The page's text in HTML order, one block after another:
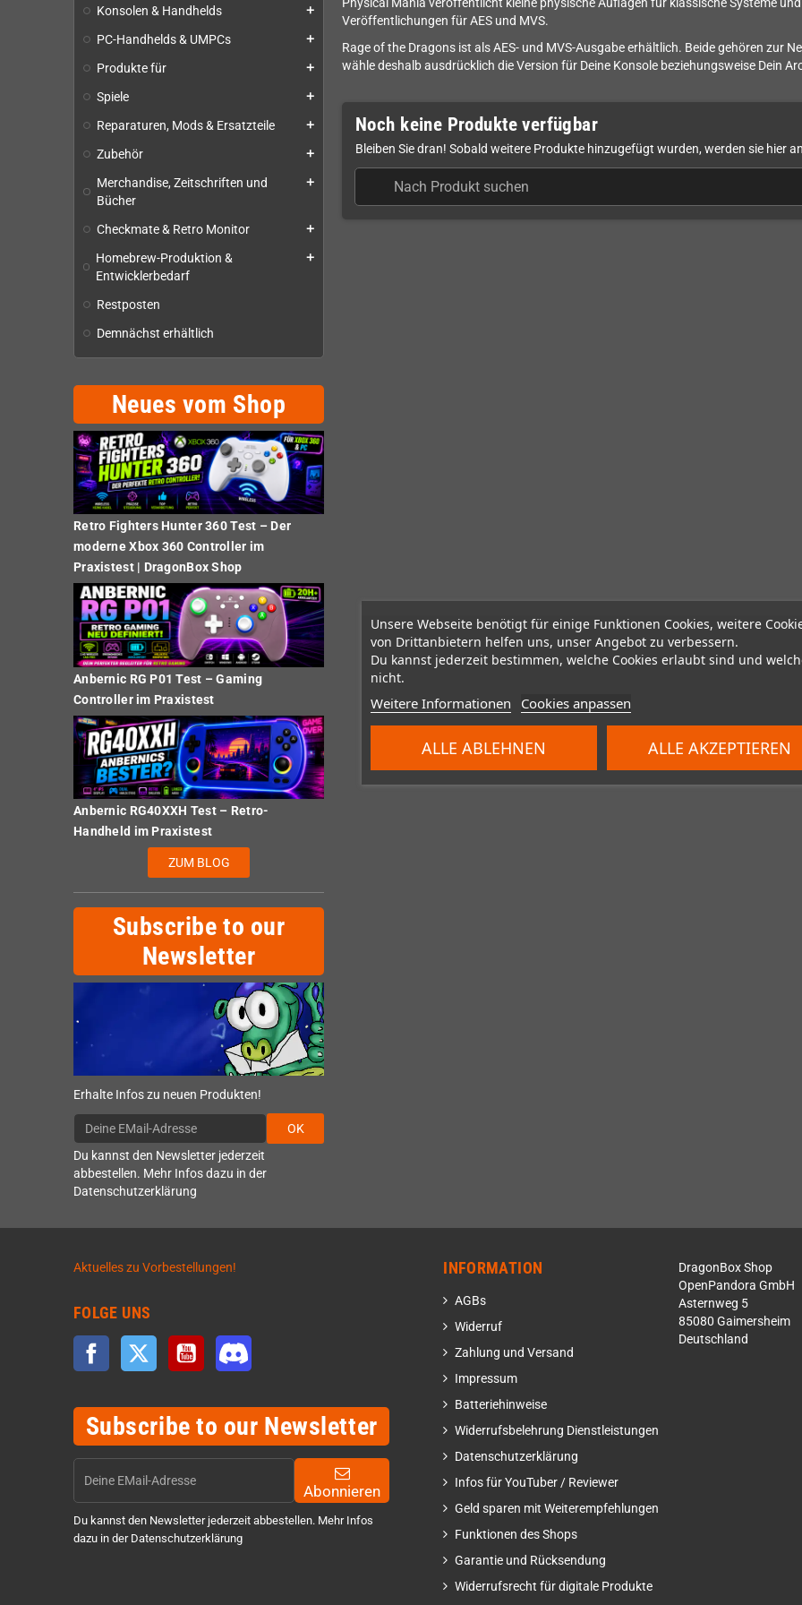
Unsere Webseite benötigt für einige Funktionen Cookies, weitere
von Drittanbietern helfen uns, unser Angebot zu verbessern.
Du kannst jederzeit bestimmen, welche Cookies erlaubt sind und
nicht.
Weitere Informationen Cookies anpassen
ALLE ABLEHNEN ALLE AKZEPTIEREN
Konsolen & Handhelds add
PC-Handhelds & UMPCs add
Produkte für add
Spiele add
Reparaturen, Mods & Ersatzteile add
Zubehör add
Merchandise, Zeitschriften und
Bücher
add
Checkmate & Retro Monitor add
Homebrew-Produktion &
Entwicklerbedarf
add
Restposten
Demnächst erhältlich
Neues vom Shop
Retro Fighters Hunter 360 Test – Der
moderne Xbox 360 Controller im
Praxistest | DragonBox Shop
Anbernic RG P01 Test – Gaming
Controller im Praxistest
Anbernic RG40XXH Test – Retro-
Handheld im Praxistest
ZUM BLOG
Subscribe to our
Newsletter
Erhalte Infos zu neuen Produkten!
OK
Du kannst den Newsletter jederzeit
abbestellen. Mehr Infos dazu in der
Datenschutzerklärung
Physical Mania veröffentlicht kleine physische Auflagen für klassische Systeme
Veröffentlichungen für AES und MVS.
Rage of the Dragons ist als AES- und MVS-Ausgabe erhältlich. Beide gehören zur
wähle deshalb ausdrücklich die Version für Deine Konsole beziehungsweise Dein
Noch keine Produkte verfügbar
Bleiben Sie dran! Sobald weitere Produkte hinzugefügt wurden, werden sie hier
Aktuelles zu Vorbestellungen!
FOLGE UNS
Facebook Twitter YouTube
Subscribe to our Newsletter
Abonnieren
Du kannst den Newsletter jederzeit abbestellen. Mehr Infos
dazu in der Datenschutzerklärung
INFORMATION
AGBs
Widerruf
Zahlung und Versand
Impressum
Batteriehinweise
Widerrufsbelehrung Dienstleistungen
Datenschutzerklärung
Infos für YouTuber / Reviewer
Geld sparen mit Weiterempfehlungen
Funktionen des Shops
Garantie und Rücksendung
Widerrufsrecht für digitale Produkte
DragonBox Shop
OpenPandora GmbH
Asternweg 5
85080 Gaimersheim
Deutschland